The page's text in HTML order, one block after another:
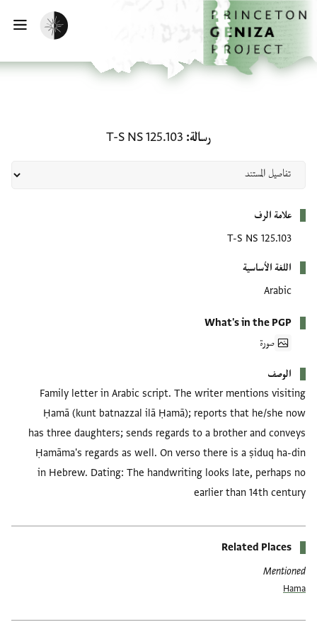
إلى المحتوى الرئيسي
الرئيسية
تفعيل الوضع المظلم
رسالة T-S NS 125.103
علامة الرف
T-S NS 125.103
اللغة الأساسية
Arabic
What's in the PGP
صورة
الوصف
Family letter in Arabic script. The writer mentions visiting
Ḥamā (kunt batnazzal ilā Ḥamā); reports that he/she now
has three daughters; sends regards to a brother and conveys
Ḥamāma's regards as well. On verso there is a ṣiduq ha-din
in Hebrew. Dating: The handwriting looks late, perhaps no
earlier than 14th century
Related Places
Mentioned
Hama